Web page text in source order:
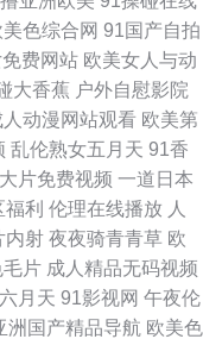
产精品成年 天堂久久大香
网 欧美人妻自慰 伪娘白丝
专区 狠狠喽老司机 97久久
拍傳媒 黑料网曝福利导航
在线 A片视屏 www日日干
91在线视频 亚洲青青操原
美色综合网 91国产自拍
费网站 欧美女人与动
大香蕉 户外自慰影院
人动漫网站观看 欧美第
乱伦熟女五月天 91香
片免费视频 一道日本
利 伦理在线播放 人
内射 夜夜骑青青草 欧
毛片 成人精品无码视频
月天 91影视网 午夜伦
洲国产精品导航 欧美色